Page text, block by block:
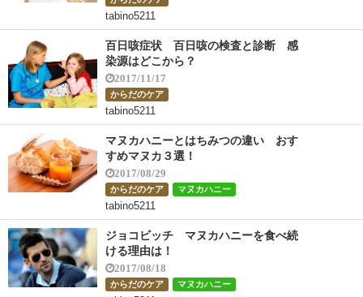
tabino5211
百日咳症状 百日咳の検査と診断 感
染源はどこから？
2017/11/17
からだのケア
tabino5211
マヌカハニーとはちみつの違い おす
すめマヌカ３選！
2017/08/29
からだのケア マヌカハニー
tabino5211
ジョコビッチ マヌカハニーを食べ続
ける理由は！
2017/08/18
からだのケア マヌカハニー